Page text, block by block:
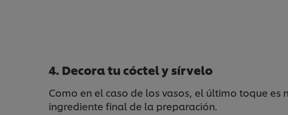
4. Decora tu cóctel y sírvelo
Como en el caso de los vasos, el último toque
ingrediente final de la preparación.